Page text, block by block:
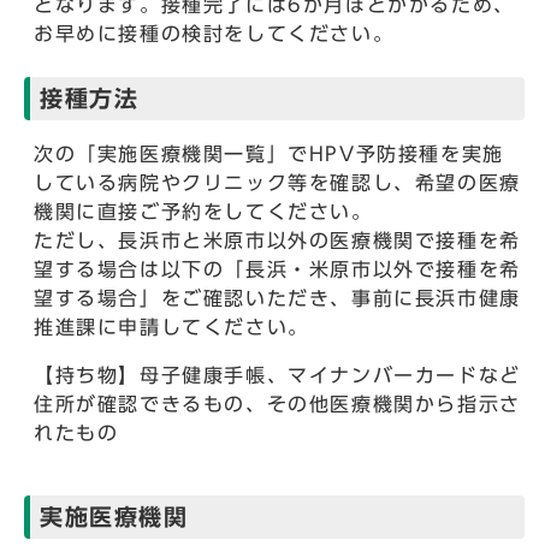
となります。接種完了には6か月ほどかかるため、
お早めに接種の検討をしてください。
接種方法
次の「実施医療機関一覧」でHPV予防接種を実施
している病院やクリニック等を確認し、希望の医療
機関に直接ご予約をしてください。
ただし、長浜市と米原市以外の医療機関で接種を希
望する場合は以下の「長浜・米原市以外で接種を希
望する場合」をご確認いただき、事前に長浜市健康
推進課に申請してください。
【持ち物】母子健康手帳、マイナンバーカードなど
住所が確認できるもの、その他医療機関から指示さ
れたもの
実施医療機関